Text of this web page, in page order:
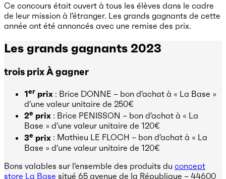
Ce concours était ouvert à tous les élèves dans le cadre
de leur mission à l’étranger. Les grands gagnants de cette
année ont été annoncés avec une remise des prix.
Les grands gagnants 2023
trois prix À gagner
1er prix : Brice DONNE – bon d’achat à « La Base »
d’une valeur unitaire de 250€
2e prix : Brice PENISSON – bon d’achat à « La
Base » d’une valeur unitaire de 120€
3e prix : Mathieu LE FLOCH – bon d’achat à « La
Base » d’une valeur unitaire de 120€
Bons valables sur l’ensemble des produits du concept
store La Base situé 65 avenue de la République – 44600